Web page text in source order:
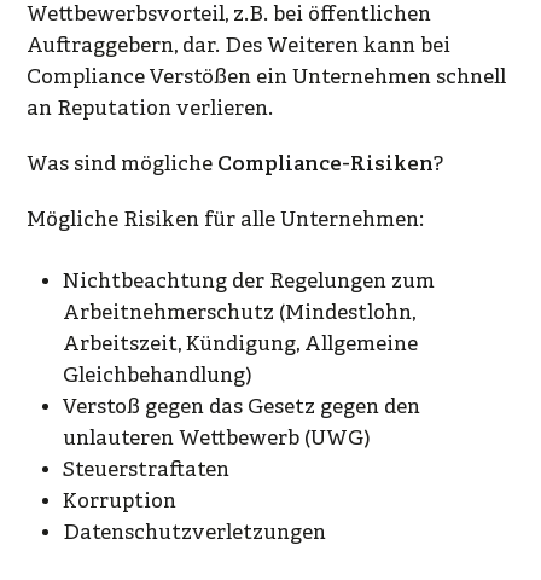
Wettbewerbsvorteil, z.B. bei öffentlichen
Auftraggebern, dar. Des Weiteren kann bei
Compliance Verstößen ein Unternehmen schnell
an Reputation verlieren.
Was sind mögliche Compliance-Risiken?
Mögliche Risiken für alle Unternehmen:
Nichtbeachtung der Regelungen zum
Arbeitnehmerschutz (Mindestlohn,
Arbeitszeit, Kündigung, Allgemeine
Gleichbehandlung)
Verstoß gegen das Gesetz gegen den
unlauteren Wettbewerb (UWG)
Steuerstraftaten
Korruption
Datenschutzverletzungen